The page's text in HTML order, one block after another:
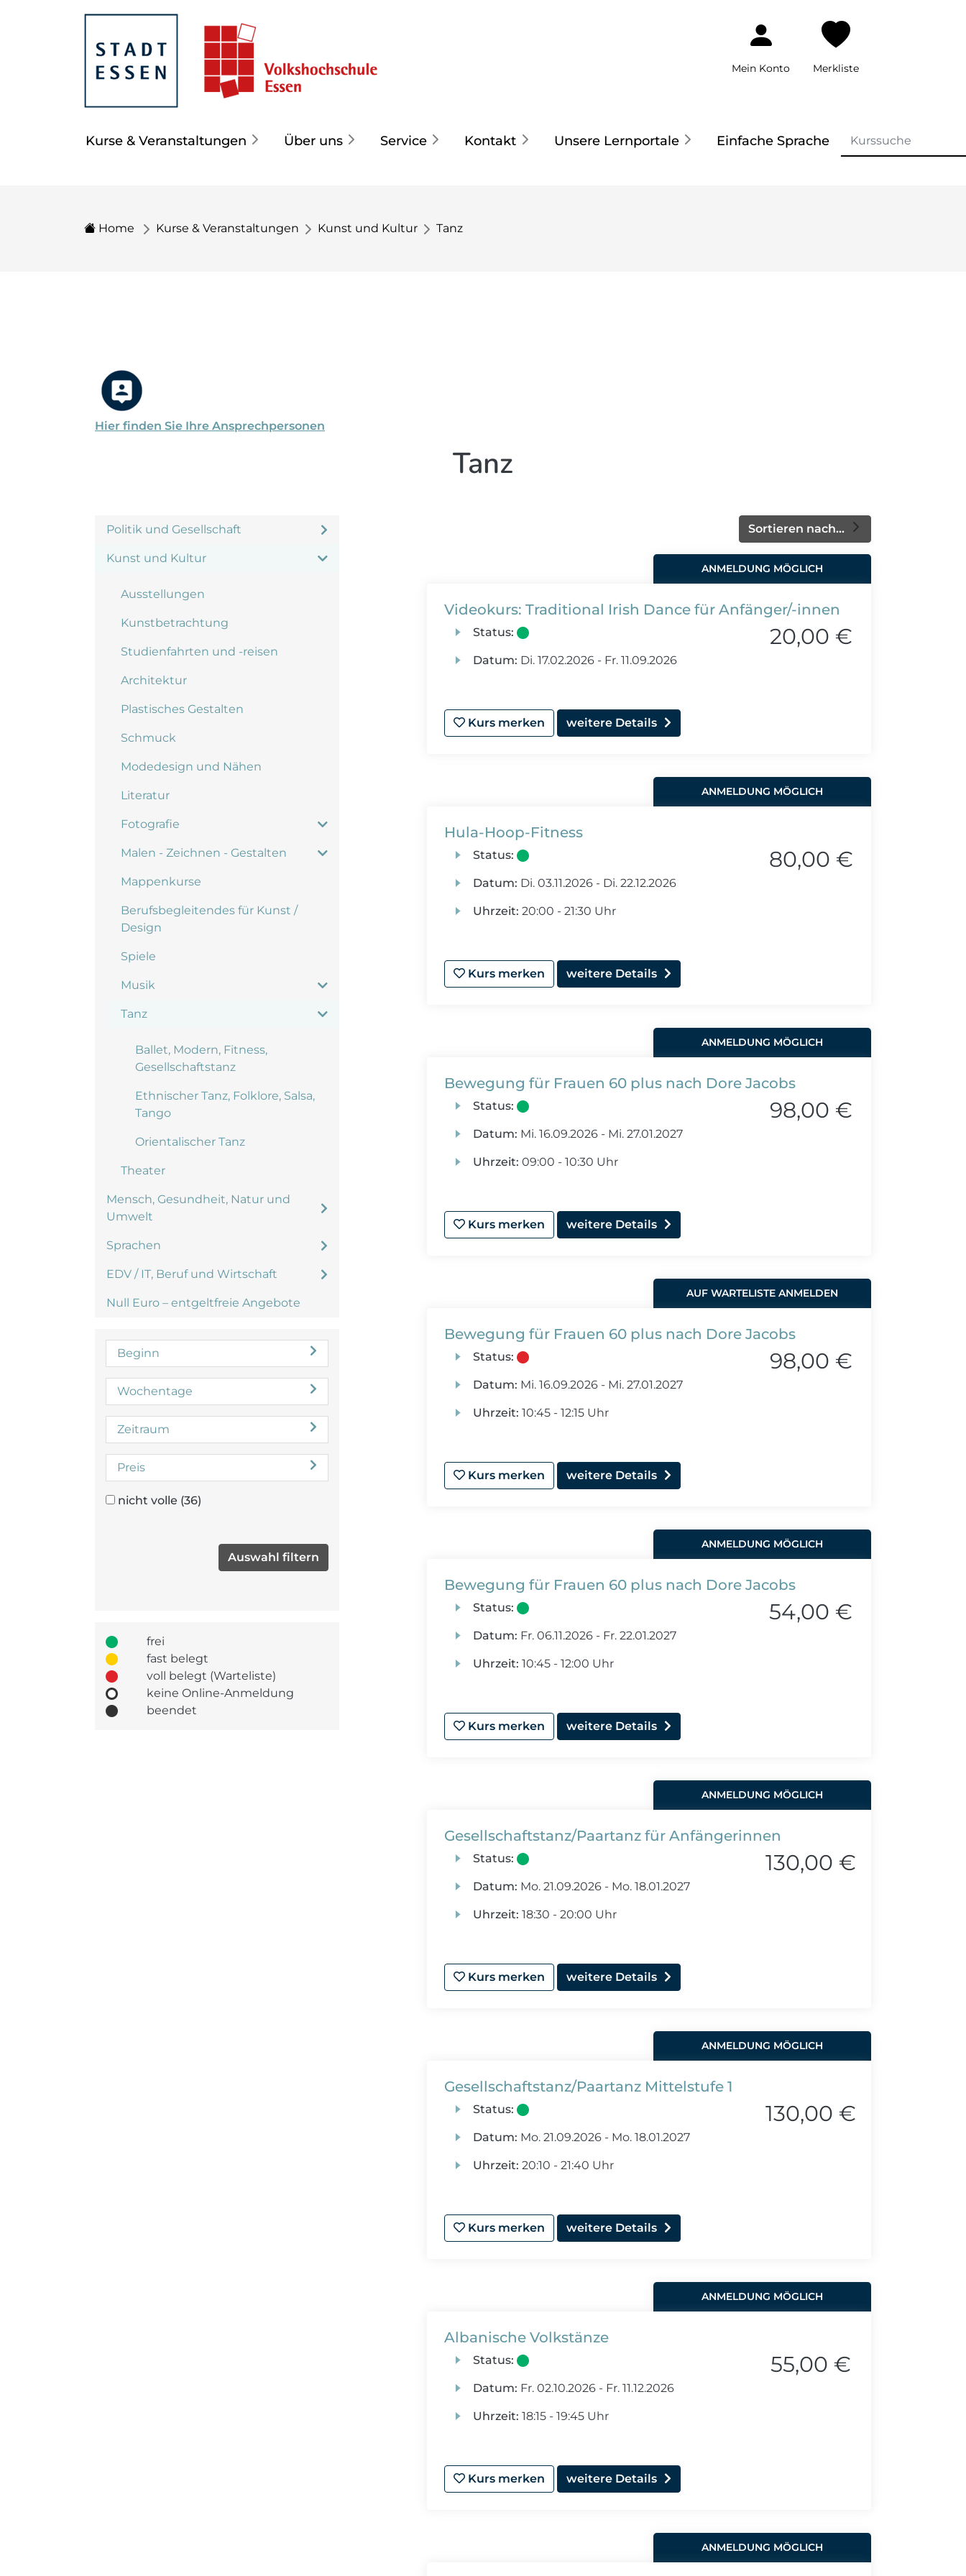
Mein Konto Merkliste
Kurse & Veranstaltungen Über uns Service Kontakt Unsere Lernportale Einfache Sprache
Home Kurse & Veranstaltungen Kunst und Kultur Tanz
Hier finden Sie Ihre Ansprechpersonen
Tanz
Politik und Gesellschaft
Kunst und Kultur
Ausstellungen
Kunstbetrachtung
Studienfahrten und -reisen
Architektur
Plastisches Gestalten
Schmuck
Modedesign und Nähen
Literatur
Fotografie
Malen - Zeichnen - Gestalten
Mappenkurse
Berufsbegleitendes für Kunst /
Design
Spiele
Musik
Tanz
Ballet, Modern, Fitness,
Gesellschaftstanz
Ethnischer Tanz, Folklore, Salsa,
Tango
Orientalischer Tanz
Theater
Mensch, Gesundheit, Natur und
Umwelt
Sprachen
EDV / IT, Beruf und Wirtschaft
Null Euro – entgeltfreie Angebote
Beginn
Wochentage
Zeitraum
Preis
nicht volle (36)
frei
fast belegt
voll belegt (Warteliste)
keine Online-Anmeldung
beendet
Sortieren nach...
ANMELDUNG MÖGLICH
Videokurs: Traditional Irish Dance für Anfänger/-innen
Status:
Datum: Di.17.02.2026 - Fr.11.09.2026
20,00 €
Kurs merken weitere Details
ANMELDUNG MÖGLICH
Hula-Hoop-Fitness
Status:
Datum: Di.03.11.2026 - Di.22.12.2026
Uhrzeit: 20:00 - 21:30 Uhr
80,00 €
Kurs merken weitere Details
ANMELDUNG MÖGLICH
Bewegung für Frauen 60 plus nach Dore Jacobs
Status:
Datum: Mi.16.09.2026 - Mi.27.01.2027
Uhrzeit: 09:00 - 10:30 Uhr
98,00 €
Kurs merken weitere Details
AUF WARTELISTE ANMELDEN
Bewegung für Frauen 60 plus nach Dore Jacobs
Status:
Datum: Mi.16.09.2026 - Mi.27.01.2027
Uhrzeit: 10:45 - 12:15 Uhr
98,00 €
Kurs merken weitere Details
ANMELDUNG MÖGLICH
Bewegung für Frauen 60 plus nach Dore Jacobs
Status:
Datum: Fr.06.11.2026 - Fr.22.01.2027
Uhrzeit: 10:45 - 12:00 Uhr
54,00 €
Kurs merken weitere Details
ANMELDUNG MÖGLICH
Gesellschaftstanz/Paartanz für Anfängerinnen
Status:
Datum: Mo.21.09.2026 - Mo.18.01.2027
Uhrzeit: 18:30 - 20:00 Uhr
130,00 €
Kurs merken weitere Details
ANMELDUNG MÖGLICH
Gesellschaftstanz/Paartanz Mittelstufe 1
Status:
Datum: Mo.21.09.2026 - Mo.18.01.2027
Uhrzeit: 20:10 - 21:40 Uhr
130,00 €
Kurs merken weitere Details
ANMELDUNG MÖGLICH
Albanische Volkstänze
Status:
Datum: Fr.02.10.2026 - Fr.11.12.2026
Uhrzeit: 18:15 - 19:45 Uhr
55,00 €
Kurs merken weitere Details
ANMELDUNG MÖGLICH